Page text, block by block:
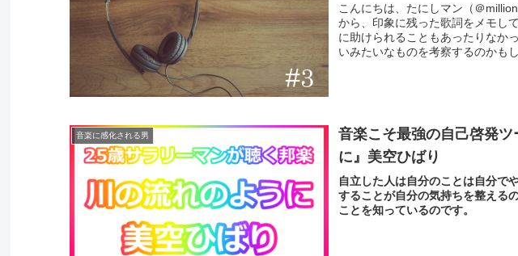
こんにちは、たにしマン（＠
から、印象に残った歌詞をメモし
に助けられることもあったりなか
いみたいなものを考察するのかもし
音楽に感化される男
音楽こそ最強の自己啓発
に』美空ひばり
自立した人は自分のことは自分で
することが自分の気持ちを整える
ことを知っているのです。